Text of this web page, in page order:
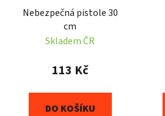
Nebezpečná pistole 30
cm
Skladem ČR
113 Kč
DO KOŠÍKU